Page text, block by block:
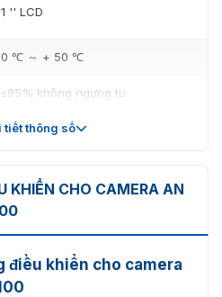
1 '' LCD
0 ℃ ～ + 50 ℃
≤95% không ngưng tụ
230mm * 160mm * 110mm
tiết thông số
KHIỂN CHO CAMERA AN
điều khiển cho camera